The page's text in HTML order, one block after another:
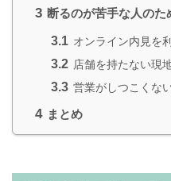
3 断るのが苦手な人のた
3.1 オンライン内見を
3.2 店舗を持たない現
3.3 営業がしつこくな
4 まとめ